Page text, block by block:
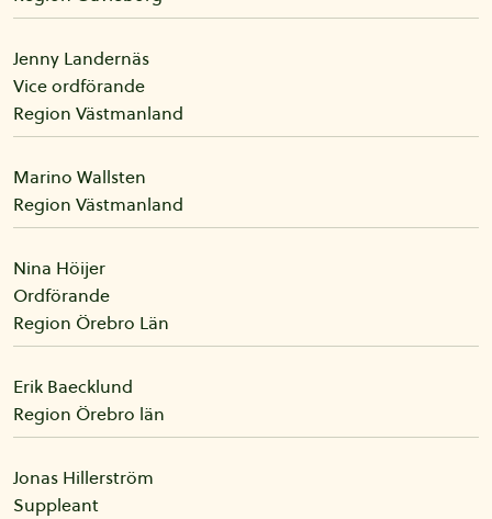
Jenny Landernäs
Vice ordförande
Region Västmanland
Marino Wallsten
Region Västmanland
Nina Höijer
Ordförande
Region Örebro Län
Erik Baecklund
Region Örebro län
Jonas Hillerström
Suppleant